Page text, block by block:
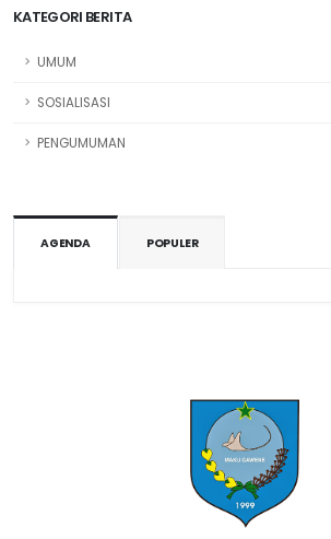
KATEGORI BERITA
UMUM
SOSIALISASI
PENGUMUMAN
AGENDA POPULER